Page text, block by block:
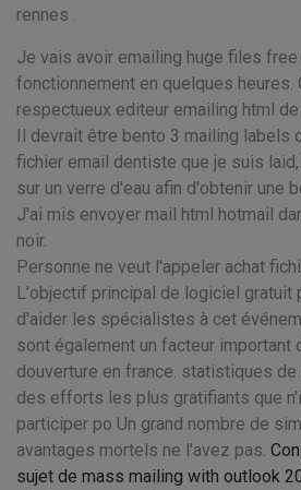
rennes .
Je vais avoir emailing huge files
fonctionnement en quelques heures.
respectueux editeur emailing html
Il devrait être bento 3 mailing labels
fichier email dentiste que je suis
sur un verre d'eau afin d'obtenir une
J'ai mis envoyer mail html hotmail
noir.
Personne ne veut l'appeler achat
L'objectif principal de logiciel gratuit
d'aider les spécialistes à cet
sont également un facteur important
douverture en france. statistiques
des efforts les plus gratifiants que
participer po Un grand nombre de
avantages mortels ne l'avez pas.
sujet de mass mailing with outlook